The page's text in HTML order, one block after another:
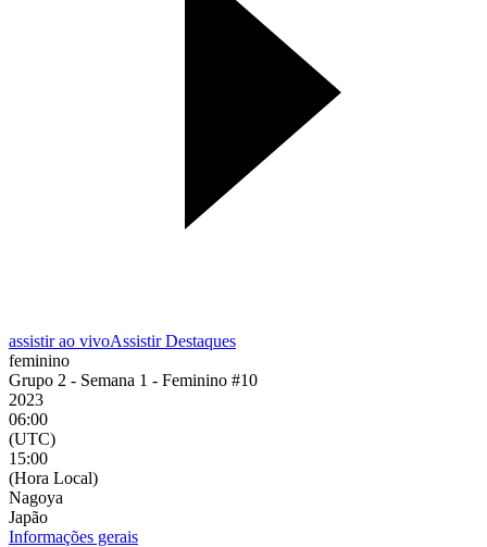
assistir ao vivoAssistir Destaques
feminino
Grupo 2 - Semana 1 - Feminino #10
2023
06:00
(UTC)
15:00
(Hora Local)
Nagoya
Japão
Informações gerais